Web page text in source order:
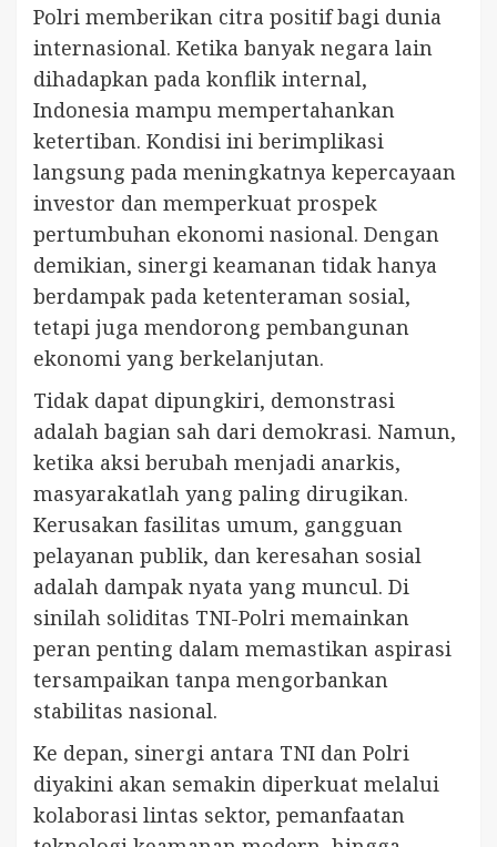
Polri memberikan citra positif bagi dunia
internasional. Ketika banyak negara lain
dihadapkan pada konflik internal,
Indonesia mampu mempertahankan
ketertiban. Kondisi ini berimplikasi
langsung pada meningkatnya kepercayaan
investor dan memperkuat prospek
pertumbuhan ekonomi nasional. Dengan
demikian, sinergi keamanan tidak hanya
berdampak pada ketenteraman sosial,
tetapi juga mendorong pembangunan
ekonomi yang berkelanjutan.
Tidak dapat dipungkiri, demonstrasi
adalah bagian sah dari demokrasi. Namun,
ketika aksi berubah menjadi anarkis,
masyarakatlah yang paling dirugikan.
Kerusakan fasilitas umum, gangguan
pelayanan publik, dan keresahan sosial
adalah dampak nyata yang muncul. Di
sinilah soliditas TNI-Polri memainkan
peran penting dalam memastikan aspirasi
tersampaikan tanpa mengorbankan
stabilitas nasional.
Ke depan, sinergi antara TNI dan Polri
diyakini akan semakin diperkuat melalui
kolaborasi lintas sektor, pemanfaatan